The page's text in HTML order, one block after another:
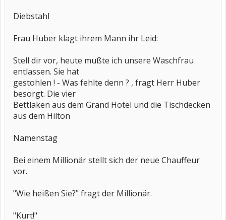
Diebstahl
Frau Huber klagt ihrem Mann ihr Leid:
Stell dir vor, heute mußte ich unsere Waschfrau
entlassen. Sie hat
gestohlen ! - Was fehlte denn ? , fragt Herr Huber
besorgt. Die vier
Bettlaken aus dem Grand Hotel und die Tischdecken
aus dem Hilton
Namenstag
Bei einem Millionär stellt sich der neue Chauffeur
vor.
"Wie heißen Sie?" fragt der Millionär.
"Kurt!"